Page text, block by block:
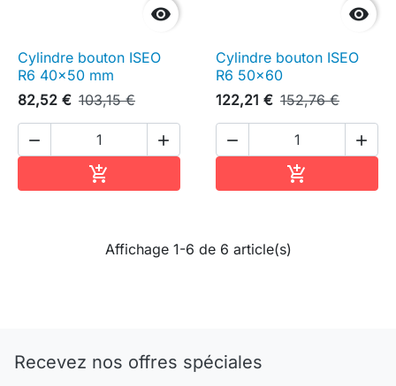

Cylindre bouton ISEO
R6 40x50 mm
82,52 € 103,15 €
 


Cylindre bouton ISEO
R6 50x60
122,21 € 152,76 €
 

Affichage 1-6 de 6 article(s)
Recevez nos offres spéciales